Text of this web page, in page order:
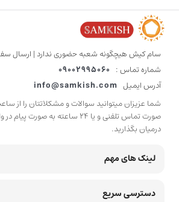
سام کیش هیچگونه شعبه حضوری ندارد | ارسال
شماره تماس : 09002995060
آدرس ایمیل info@samkish.com
صورت تماس تلفنی و یا 24 ساعته به
درمیان بگذارید.
لینک های مهم
دسترسی سریع